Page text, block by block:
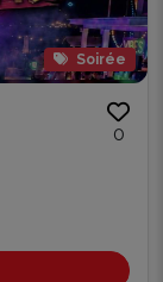
Soirée
0